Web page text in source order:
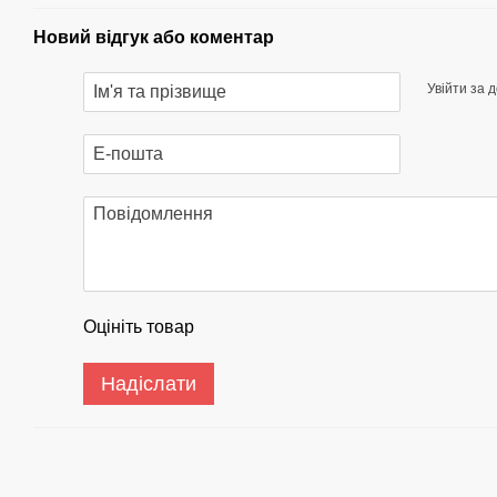
Новий відгук або коментар
Увійти за
Оцініть товар
Надіслати